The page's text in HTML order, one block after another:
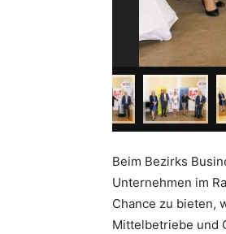
Beim Bezirks
Unternehmen im
Chance zu bieten,
Mittelbetriebe und